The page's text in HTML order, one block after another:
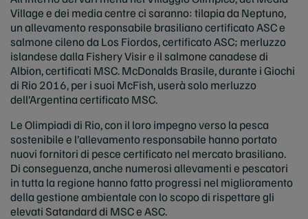
Village e dei media centre ci saranno: tilapia da Neptuno,
un allevamento responsabile brasiliano certificato ASC e
salmone cileno da Los Fiordos, certificato ASC; merluzzo
islandese dalla Fishery Visir e il salmone canadese di
Albion, certificati MSC. McDonalds Brasile, durante i Giochi
di Rio 2016, per i suoi McFish, userà solo merluzzo
dell’Argentina certificato MSC.
Le Olimpiadi di Rio, con il loro impegno verso la pesca
sostenibile e l’allevamento responsabile hanno portato
nuovi fornitori di pesce certificato nel mercato brasiliano.
Di conseguenza, anche numerosi allevamenti e pescatori
in tutta la regione hanno fatto progressi nel miglioramento
della gestione ambientale con lo scopo di rispettare gli
elevati Satandard di MSC e ASC.